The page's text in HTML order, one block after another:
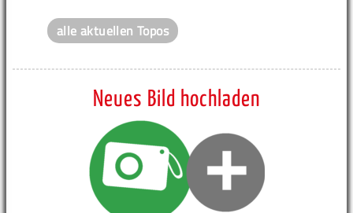
alle aktuellen Topos
Neues Bild hochladen